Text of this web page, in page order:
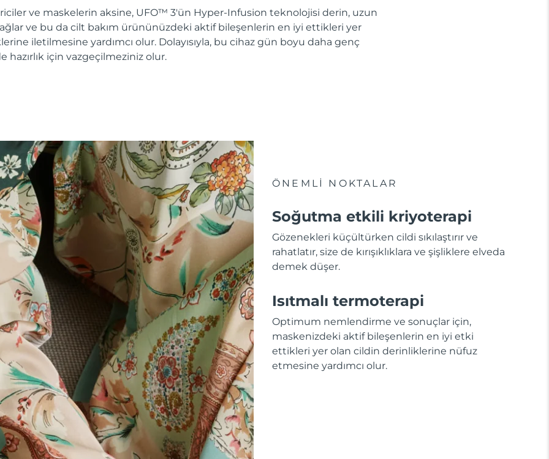
ve maskelerin aksine, UFO™ 3'ün Hyper-Infusion teknolojisi derin, uzun
ve bu da cilt bakım ürününüzdeki aktif bileşenlerin en iyi ettikleri yer
iletilmesine yardımcı olur. Dolayısıyla, bu cihaz gün boyu daha genç
hazırlık için vazgeçilmeziniz olur.
ÖNEMLİ NOKTALAR
Soğutma etkili kriyoterapi
Gözenekleri küçültürken cildi sıkılaştırır ve
rahatlatır, size de kırışıklıklara ve şişliklere elveda
demek düşer.
Isıtmalı termoterapi
Optimum nemlendirme ve sonuçlar için,
maskenizdeki aktif bileşenlerin en iyi etki
ettikleri yer olan cildin derinliklerine nüfuz
etmesine yardımcı olur.